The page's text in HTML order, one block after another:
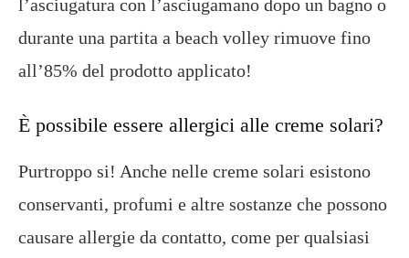
l’asciugatura con l’asciugamano dopo un bagno o
durante una partita a beach volley rimuove fino
all’85% del prodotto applicato!
È possibile essere allergici alle creme solari?
Purtroppo si! Anche nelle creme solari esistono
conservanti, profumi e altre sostanze che possono
causare allergie da contatto, come per qualsiasi